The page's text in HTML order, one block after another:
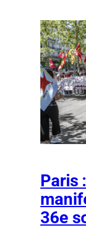
Paris
36e